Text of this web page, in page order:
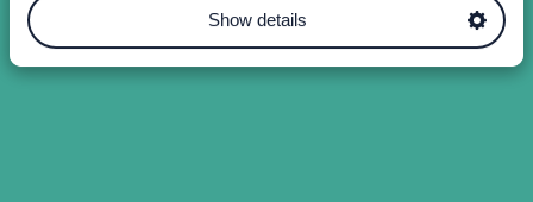
Show details